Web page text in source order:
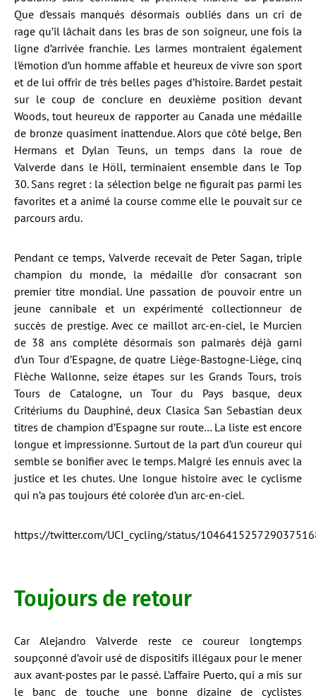
Que d’essais manqués désormais oubliés dans un cri de
rage qu’il lâchait dans les bras de son soigneur, une fois la
ligne d’arrivée franchie. Les larmes montraient également
l’émotion d’un homme affable et heureux de vivre son sport
et de lui offrir de très belles pages d’histoire. Bardet pestait
sur le coup de conclure en deuxième position devant
Woods, tout heureux de rapporter au Canada une médaille
de bronze quasiment inattendue. Alors que côté belge, Ben
Hermans et Dylan Teuns, un temps dans la roue de
Valverde dans le Höll, terminaient ensemble dans le Top
30. Sans regret : la sélection belge ne figurait pas parmi les
favorites et a animé la course comme elle le pouvait sur ce
parcours ardu.
Pendant ce temps, Valverde recevait de Peter Sagan, triple
champion du monde, la médaille d’or consacrant son
premier titre mondial. Une passation de pouvoir entre un
jeune cannibale et un expérimenté collectionneur de
succès de prestige. Avec ce maillot arc-en-ciel, le Murcien
de 38 ans complète désormais son palmarès déjà garni
d’un Tour d’Espagne, de quatre Liège-Bastogne-Liège, cinq
Flèche Wallonne, seize étapes sur les Grands Tours, trois
Tours de Catalogne, un Tour du Pays basque, deux
Critériums du Dauphiné, deux Clasica San Sebastian deux
titres de champion d’Espagne sur route… La liste est encore
longue et impressionne. Surtout de la part d’un coureur qui
semble se bonifier avec le temps. Malgré les ennuis avec la
justice et les chutes. Une longue histoire avec le cyclisme
qui n’a pas toujours été colorée d’un arc-en-ciel.
https://twitter.com/UCI_cycling/status/
Toujours de retour
Car Alejandro Valverde reste ce coureur longtemps
soupçonné d’avoir usé de dispositifs illégaux pour le mener
aux avant-postes par le passé. L’affaire Puerto, qui a mis sur
le banc de touche une bonne dizaine de cyclistes